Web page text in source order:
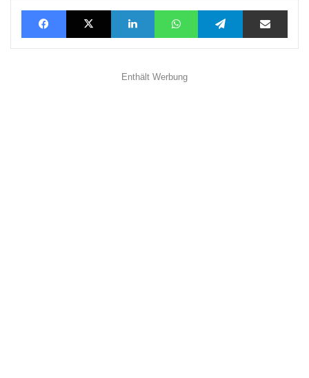
FacebookX LinkedInWhatsAppTelegramTeilen via E-Mail
Enthält Werbung